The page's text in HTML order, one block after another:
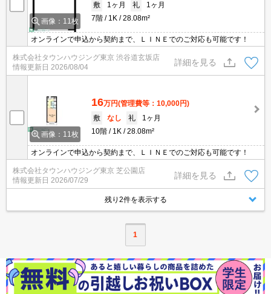
画像：11枚
敷
1ヶ月 礼
1ヶ月
7階
1K 28.08m²
オンラインで申込から契約まで、ＬＩＮＥでのご対応も可能です！
株式会社タウンハウジング東京 渋谷道玄坂店
情報更新日 2026/08/04
詳細を見る
画像：11枚
16万円(管理費等：10,000円)
敷
なし 礼
1ヶ月
10階
1K 28.08m²
オンラインで申込から契約まで、ＬＩＮＥでのご対応も可能です！
株式会社タウンハウジング東京 芝公園店
情報更新日 2026/07/29
詳細を見る
残り2件を表示する
1